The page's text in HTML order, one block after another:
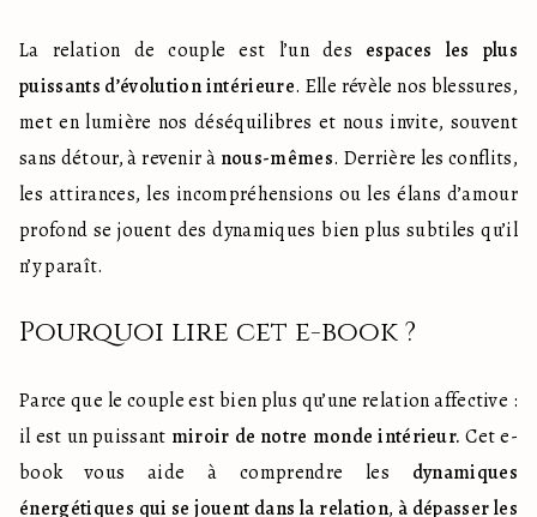
La relation de couple est l’un des espaces les plus
puissants d’évolution intérieure. Elle révèle nos blessures,
met en lumière nos déséquilibres et nous invite, souvent
sans détour, à revenir à nous-mêmes. Derrière les conflits,
les attirances, les incompréhensions ou les élans d’amour
profond se jouent des dynamiques bien plus subtiles qu’il
n’y paraît.
Pourquoi lire cet e-book ?
Parce que le couple est bien plus qu’une relation affective :
il est un puissant miroir de notre monde intérieur. Cet e-
book vous aide à comprendre les dynamiques
énergétiques qui se jouent dans la relation, à dépasser les